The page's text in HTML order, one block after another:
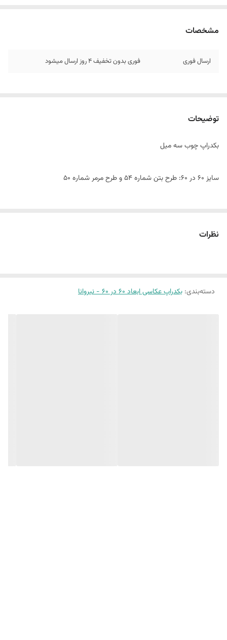
مشخصات
ارسال فوری فوری بدون تخفیف 4 روز ارسال میشود
توضیحات
بکدراپ چوب سه میل
سایز ۶٠ در 60: طرح بتن شماره 54 و طرح مرمر شماره 50
نظرات
دسته‌بندی: بکدراپ عکاسی ابعاد 60 در 60 - نیروانا